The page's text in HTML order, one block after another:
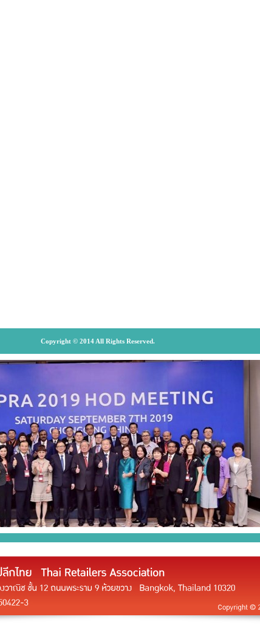
Copyright © 2014 All Rights Reserved.